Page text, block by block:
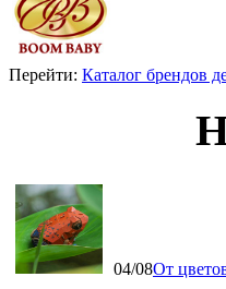
Перейти: Каталог брендов
04/08От